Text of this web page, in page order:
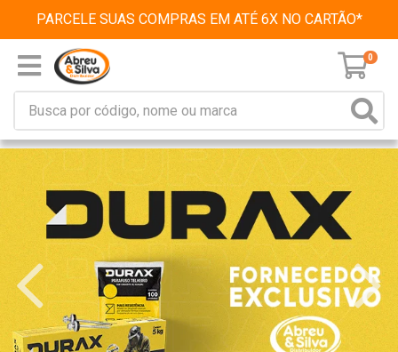
PARCELE SUAS COMPRAS EM ATÉ 6X NO CARTÃO*
0